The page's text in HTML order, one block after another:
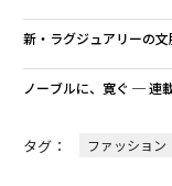
新・ラグジュアリーの
ノーブルに、寛ぐ ─ 連
タグ： ファッション